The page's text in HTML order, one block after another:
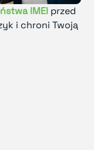
IMEI przed
i chroni Twoją